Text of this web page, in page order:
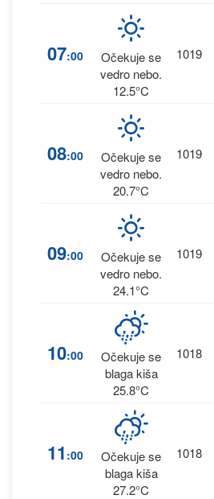
07:00
Očekuje se
vedro nebo.
12.5°C
1019
08:00
Očekuje se
vedro nebo.
20.7°C
1019
09:00
Očekuje se
vedro nebo.
24.1°C
1019
10:00
Očekuje se
blaga kiša
25.8°C
1018
11 :00
Očekuje se
blaga kiša
27.2°C
1018